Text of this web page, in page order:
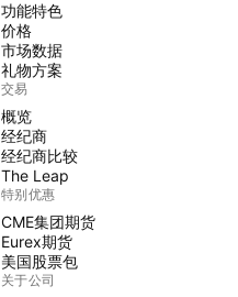
功能特色
价格
市场数据
礼物方案
交易
概览
经纪商
经纪商比较
The Leap
特别优惠
CME集团期货
Eurex期货
美国股票包
关于公司